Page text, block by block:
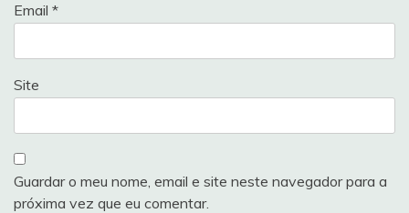
Email *
Site
Guardar o meu nome, email e site neste navegador para a
próxima vez que eu comentar.